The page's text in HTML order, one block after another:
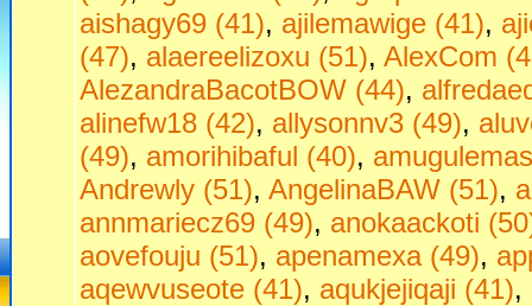
aishagy69 (41), ajilemawige (41),
(47), alaereelizoxu (51), AlexCom
AlezandraBacotBOW (44),
alinefw18 (42), allysonnv3 (49),
(49), amorihibaful (40),
Andrewly (51), AngelinaBAW (51),
annmariecz69 (49), anokaackoti
aovefouju (51), apenamexa (49),
aqewvuseote (41), aqukjejiqaji (41),